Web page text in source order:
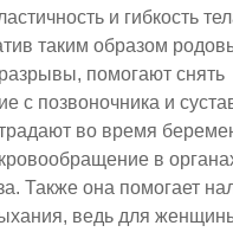
и гибкость
таким образом
помогают снять
с позвоночника и
во время
в
Также она помогает
ведь для